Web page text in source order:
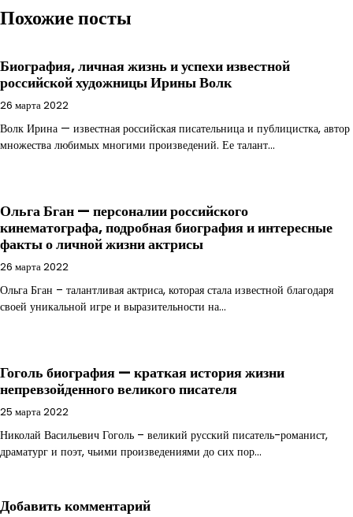
Похожие посты
Биография, личная жизнь и успехи известной
российской художницы Ирины Волк
26 марта 2022
Волк Ирина — известная российская писательница и публицистка, автор
множества любимых многими произведений. Ее талант…
Ольга Бган — персоналии российского
кинематографа, подробная биография и интересные
факты о личной жизни актрисы
26 марта 2022
Ольга Бган – талантливая актриса, которая стала известной благодаря
своей уникальной игре и выразительности на…
Гоголь биография — краткая история жизни
непревзойденного великого писателя
25 марта 2022
Николай Васильевич Гоголь – великий русский писатель-романист,
драматург и поэт, чьими произведениями до сих пор…
Добавить комментарий